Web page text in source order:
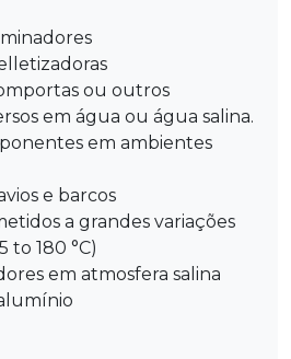
ou outros
em água ou água salina.
em ambientes
e barcos
a grandes variações
to 180 °C)
em atmosfera salina